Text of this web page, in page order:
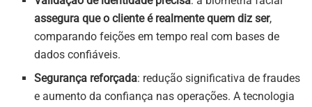
assegura que o cliente é realmente quem diz ser,
comparando feições em tempo real com bases de
dados confiáveis.
Segurança reforçada: redução significativa de fraudes
e aumento da confiança nas operações. A tecnologia